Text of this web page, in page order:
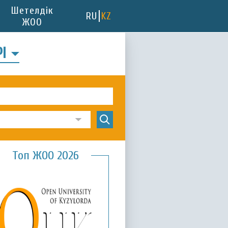
Шетелдік
ЖОО
RU KZ
Топ ЖОО 2026